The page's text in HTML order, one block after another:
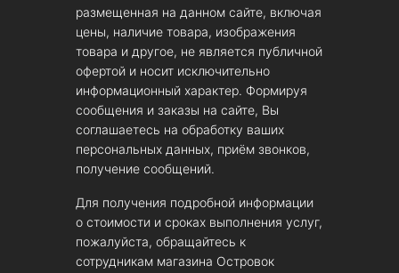
размещенная на данном сайте, включая
цены, наличие товара, изображения
товара и другое, не является публичной
офертой и носит исключительно
информационный характер. Формируя
сообщения и заказы на сайте, Вы
соглашаетесь на обработку ваших
персональных данных, приём звонков,
получение сообщений.
Для получения подробной информации
о стоимости и сроках выполнения услуг,
пожалуйста, обращайтесь к
сотрудникам магазина Островок